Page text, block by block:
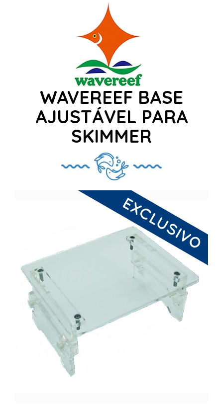
WAVEREEF BASE
AJUSTÁVEL PARA
SKIMMER